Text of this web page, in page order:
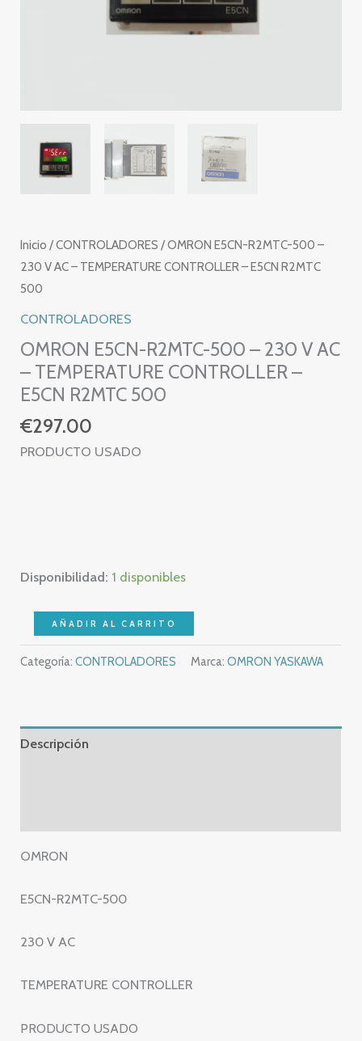
Inicio /CONTROLADORES / OMRON E5CN-R2MTC-500 –
230 V AC – TEMPERATURE CONTROLLER – E5CN R2MTC
500
CONTROLADORES
OMRON E5CN-R2MTC-500 – 230 V AC
– TEMPERATURE CONTROLLER –
E5CN R2MTC 500
€297.00
PRODUCTO USADO
Disponibilidad: 1 disponibles
OMRON
E5CN-
R2MTC-
230
V
–
R2MTC
cantidad
AÑADIR AL CARRITO
Categoría:CONTROLADORES Marca:OMRON YASKAWA
Descripción
OMRON
E5CN-R2MTC-500
230 V AC
TEMPERATURE CONTROLLER
PRODUCTO USADO